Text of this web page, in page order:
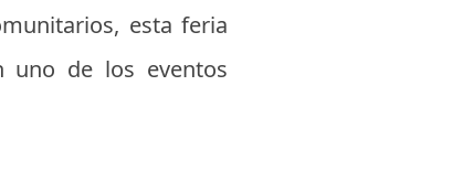
esta feria
uno de los eventos